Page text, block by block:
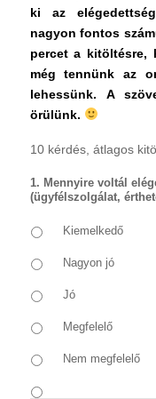
ki az
nagyon fontos
percet a
még tennünk az
lehessünk. A
örülünk.
10 kérdés, átlagos
1. Mennyire voltál
(ügyfélszolgálat,
Kiemelkedő
Nagyon jó
Jó
Megfelelő
Nem megfelelő